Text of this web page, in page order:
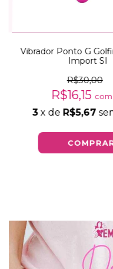
Vibrador Ponto G
Import SI
R$30,00
R$16,15 com
3 x de R$5,67